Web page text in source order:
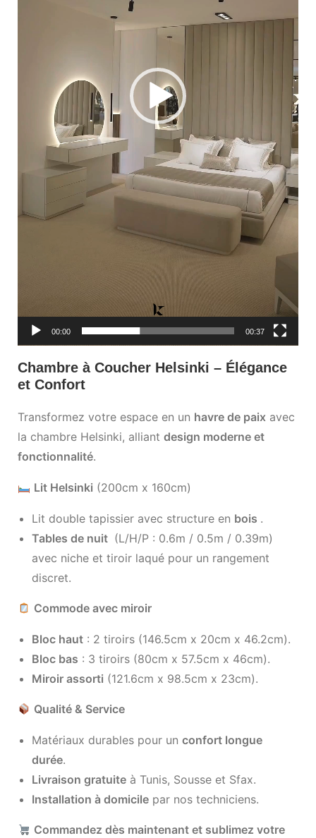
00:00 00:37
Chambre à Coucher Helsinki – Élégance
et Confort
Transformez votre espace en un havre de paix avec
la chambre Helsinki, alliant design moderne et
fonctionnalité.
Lit Helsinki (200cm x 160cm)
Lit double tapissier avec structure en bois .
Tables de nuit (L/H/P : 0.6m / 0.5m / 0.39m)
avec niche et tiroir laqué pour un rangement
discret.
Commode avec miroir
Bloc haut : 2 tiroirs (146.5cm x 20cm x 46.2cm).
Bloc bas : 3 tiroirs (80cm x 57.5cm x 46cm).
Miroir assorti (121.6cm x 98.5cm x 23cm).
Qualité & Service
Matériaux durables pour un confort longue
durée.
Livraison gratuite à Tunis, Sousse et Sfax.
Installation à domicile par nos techniciens.
Commandez dès maintenant et sublimez votre